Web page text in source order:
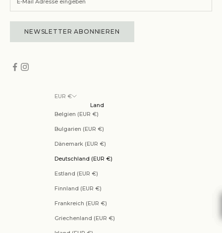
NEWSLETTER ABONNIEREN
EUR €
Land
Belgien (EUR €)
Bulgarien (EUR €)
Dänemark (EUR €)
Deutschland (EUR €)
Estland (EUR €)
Finnland (EUR €)
Frankreich (EUR €)
Griechenland (EUR €)